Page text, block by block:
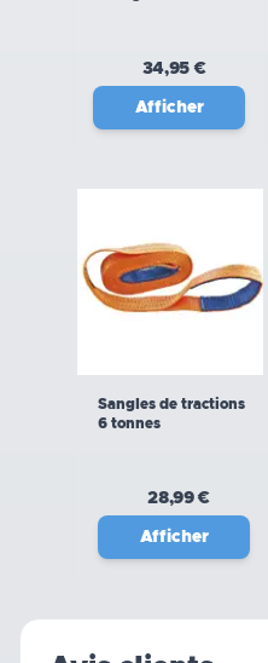
34,95 €
Afficher
Sangles de tractions
6 tonnes
28,99 €
Afficher